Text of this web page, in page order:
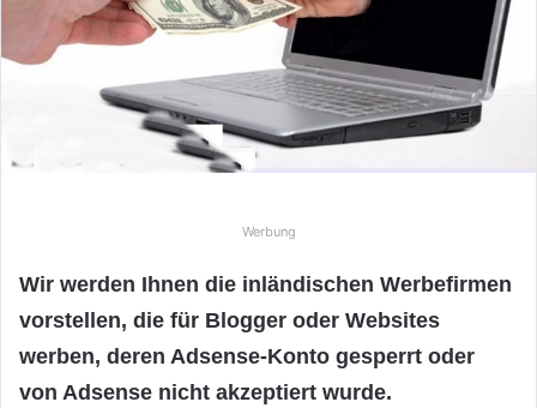
s
e
n
i
Werbung
Wir werden Ihnen die inländischen Werbefirmen
vorstellen, die für Blogger oder Websites
werben, deren Adsense-Konto gesperrt oder
von Adsense nicht akzeptiert wurde.